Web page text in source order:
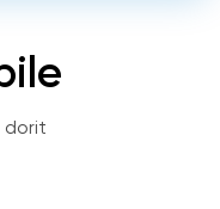
dorit